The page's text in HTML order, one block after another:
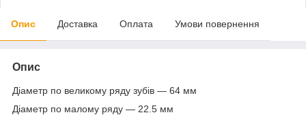
Опис Доставка Оплата Умови повернення
Опис
Діаметр по великому ряду зубів — 64 мм
Діаметр по малому ряду — 22.5 мм